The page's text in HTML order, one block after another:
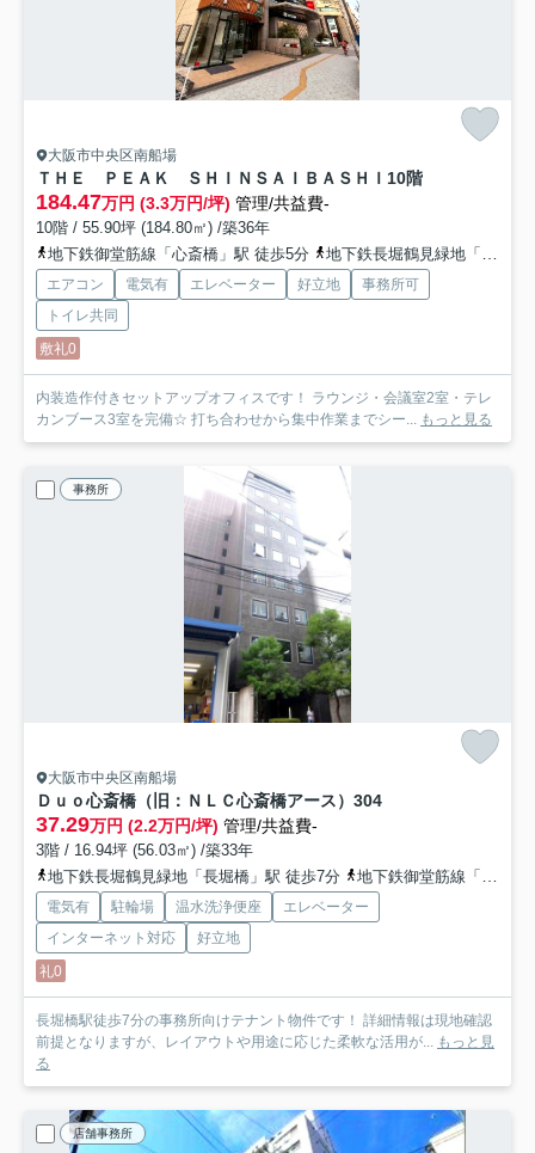
大阪市中央区南船場
ＴＨＥ ＰＥＡＫ ＳＨＩＮＳＡＩＢＡＳＨＩ 10階
184.47万円 (3.3万円/坪) 管理/共益費-
10階 / 55.90坪 (184.80㎡) /築36年
地下鉄御堂筋線「心斎橋」駅 徒歩5分
地下鉄長堀鶴見緑地「長堀橋」駅 徒歩6分
エアコン 電気有 エレベーター 好立地
事務所可
トイレ共同
敷礼0
内装造作付きセットアップオフィスです！ ラウンジ・会議室2室・テレ
カンブース3室を完備☆ 打ち合わせから集中作業までシー...
もっと見る
事務所
大阪市中央区南船場
Ｄｕｏ心斎橋（旧：ＮＬＣ心斎橋アース） 304
37.29万円 (2.2万円/坪) 管理/共益費-
3階 / 16.94坪 (56.03㎡) /築33年
地下鉄長堀鶴見緑地「長堀橋」駅 徒歩7分
地下鉄御堂筋線「心斎橋」駅 徒歩8分
電気有 駐輪場 温水洗浄便座
エレベーター
インターネット対応
好立地
礼0
長堀橋駅徒歩7分の事務所向けテナント物件です！ 詳細情報は現地確認
前提となりますが、レイアウトや用途に応じた柔軟な活用が...
もっと見
る
店舗事務所